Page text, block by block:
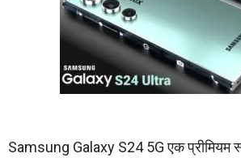
Samsung Galaxy S24 5G एक प्रीमियम